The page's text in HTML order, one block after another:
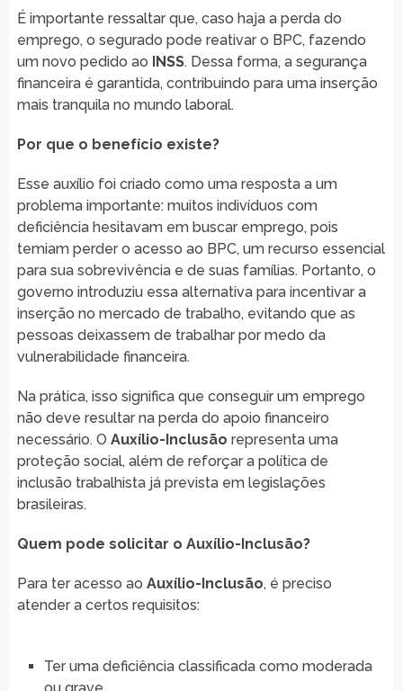
É importante ressaltar que, caso haja a perda do
emprego, o segurado pode reativar o BPC, fazendo
um novo pedido ao INSS. Dessa forma, a segurança
financeira é garantida, contribuindo para uma inserção
mais tranquila no mundo laboral.
Por que o benefício existe?
Esse auxílio foi criado como uma resposta a um
problema importante: muitos indivíduos com
deficiência hesitavam em buscar emprego, pois
temiam perder o acesso ao BPC, um recurso essencial
para sua sobrevivência e de suas famílias. Portanto, o
governo introduziu essa alternativa para incentivar a
inserção no mercado de trabalho, evitando que as
pessoas deixassem de trabalhar por medo da
vulnerabilidade financeira.
Na prática, isso significa que conseguir um emprego
não deve resultar na perda do apoio financeiro
necessário. O Auxílio-Inclusão representa uma
proteção social, além de reforçar a política de
inclusão trabalhista já prevista em legislações
brasileiras.
Quem pode solicitar o Auxílio-Inclusão?
Para ter acesso ao Auxílio-Inclusão, é preciso
atender a certos requisitos:
Ter uma deficiência classificada como moderada
ou grave.